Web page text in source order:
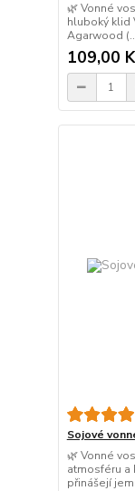
🌿 Vonné
hluboký klid
Agarwood
109,00
Sojové
🌿 Vonné
atmosféru a
přinášejí